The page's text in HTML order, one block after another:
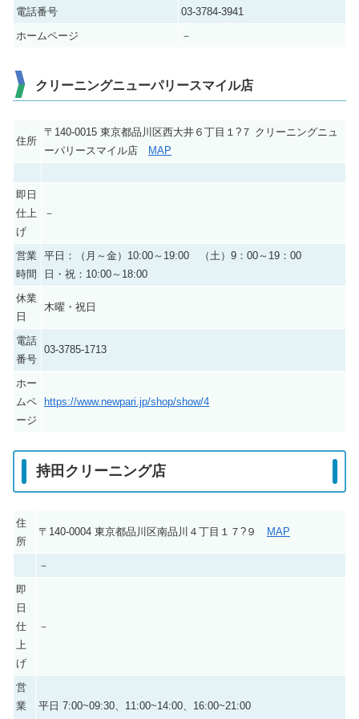
電話番号
03-3784-3941
ホームページ
－
クリーニングニューパリースマイル店
住所
〒140-0015 東京都品川区西大井６丁目１?７ クリーニングニュ
ーパリースマイル店 MAP
即日
仕上
げ
－
営業
時間
平日：（月～金）10:00～19:00 （土）9：00～19：00
日・祝：10:00～18:00
休業
日
木曜・祝日
電話
番号
03-3785-1713
ホー
ムペ
ージ
https://www.newpari.jp/shop/show/4
持田クリーニング店
住
所
〒140-0004 東京都品川区南品川４丁目１７?９ MAP
－
即
日
仕
上
げ
－
営
業
平日 7:00~09:30、11:00~14:00、16:00~21:00